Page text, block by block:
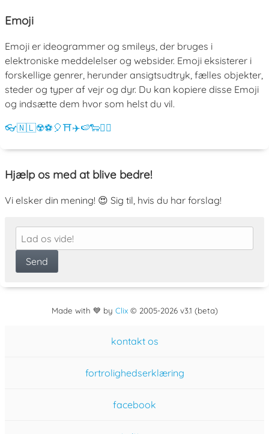
Emoji
Emoji er ideogrammer og smileys, der bruges i
elektroniske meddelelser og websider. Emoji eksisterer i
forskellige genrer, herunder ansigtsudtryk, fælles objekter,
steder og typer af vejr og dyr. Du kan kopiere disse Emoji
og indsætte dem hvor som helst du vil.
👓🇳🇱☢️⚽ 🎈⛩️✈️🍉🐑💁‍♀️
Hjælp os med at blive bedre!
Vi elsker din mening! 😍 Sig til, hvis du har forslag!
Made with 💙 by Clix© 2005-2026 v3.1 (beta)
kontakt os
fortrolighedserklæring
facebook